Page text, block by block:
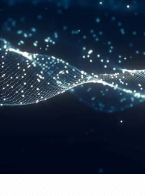
La formation permet
professionnels
de la gestion
financiers.
Enfin, la formation
et financière, ainsi
En somme, la
comprendre les